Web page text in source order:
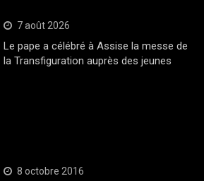
7 août 2026
Le pape a célébré à Assise la messe de
la Transfiguration auprès des jeunes
8 octobre 2016